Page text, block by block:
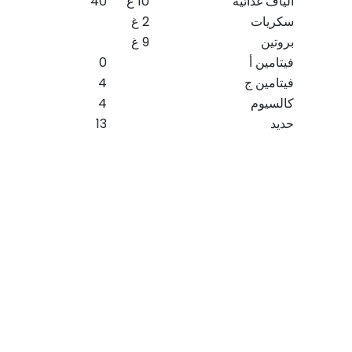
سكريات
2 غ
بروتين
9 غ
فيتامين أ
0
فيتامين ج
4
كالسيوم
4
حديد
13